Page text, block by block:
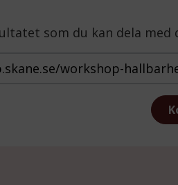
som du kan dela